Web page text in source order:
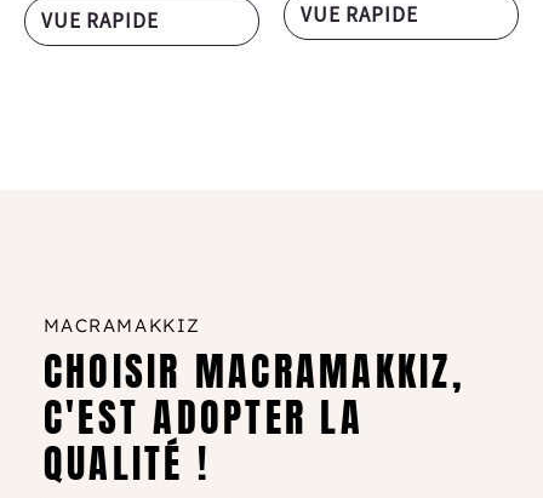
VUE RAPIDE VUE RAPIDE
MACRAMAKKIZ
CHOISIR MACRAMAKKIZ,
C'EST ADOPTER LA
QUALITÉ !